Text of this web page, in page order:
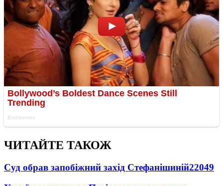
ЧИТАЙТЕ ТАКОЖ
Суд обрав запобіжний захід Стефанішиній22049